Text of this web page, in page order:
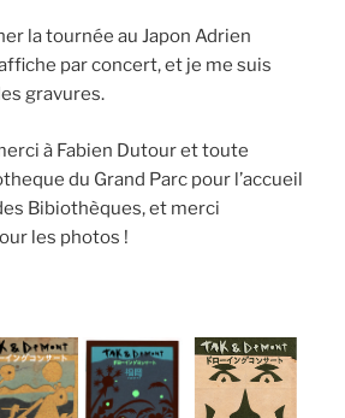
la tournée au Japon Adrien
par concert, et je me suis
gravures.
à Fabien Dutour et toute
du Grand Parc pour l’accueil
Bibiothèques, et merci
les photos !